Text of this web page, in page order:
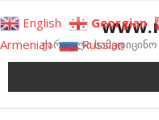
to
contentქართული
English Georgian
Armenian
Russian